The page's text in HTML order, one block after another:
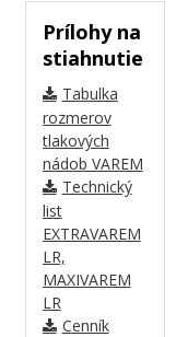
Prílohy na
stiahnutie
Tabulka
rozmerov
tlakových
nádob VAREM
Technický
list
EXTRAVAREM
LR,
MAXIVAREM
LR
Cenník